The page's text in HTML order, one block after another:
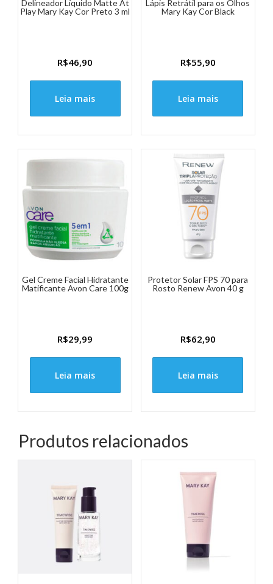
Delineador Líquido Matte At
Play Mary Kay Cor Preto 3 ml
R$46,90
Leia mais
Lápis Retrátil para os Olhos
Mary Kay Cor Black
R$55,90
Leia mais
Gel Creme Facial Hidratante
Matificante Avon Care 100g
R$29,99
Leia mais
Protetor Solar FPS 70 para
Rosto Renew Avon 40 g
R$62,90
Leia mais
Produtos relacionados